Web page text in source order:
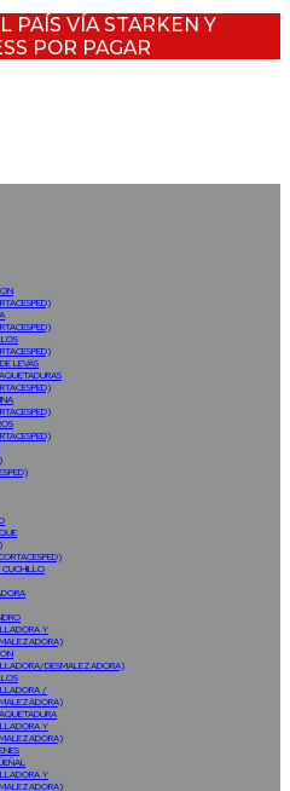
PAÍS VÍA STARKEN Y
POR PAGAR
LEVAS
CUCHILLO
Y
DESMALEZADORA)
/
Y
Y